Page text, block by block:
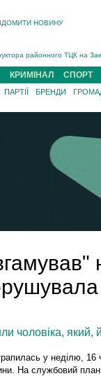
НОВИНУ
районного ТЦК на
попрощаються із
5 серпня
загибель
з рф поліг військовий з
загинув 26-річний
КРИМІНАЛ СПОРТ
ПАРТІЇ БРЕНДИ
чоловіка,
у неділю, 16
На службовий